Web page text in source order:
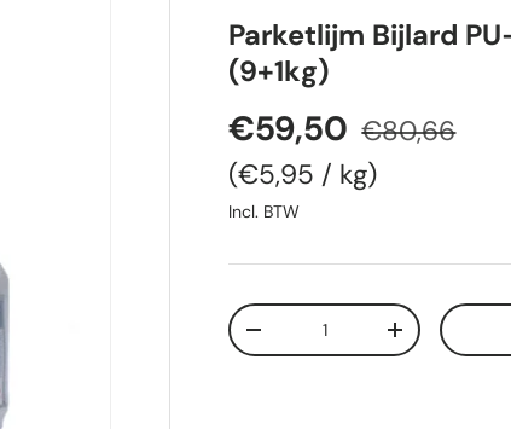
Parketlijm Bijlard
(9+1kg)
Verkoopprijs
€59,50 Reguliere
€80,66
Eenheid prijs
€5,95 / kg
Incl. BTW
Aantal
Verlaag de hoeveelheid
Verhoog de